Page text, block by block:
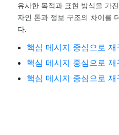
유사한 목적과 표현 방식을 가
자인 톤과 정보 구조의 차이를
다.
핵심 메시지 중심으로 재
핵심 메시지 중심으로 재
핵심 메시지 중심으로 재